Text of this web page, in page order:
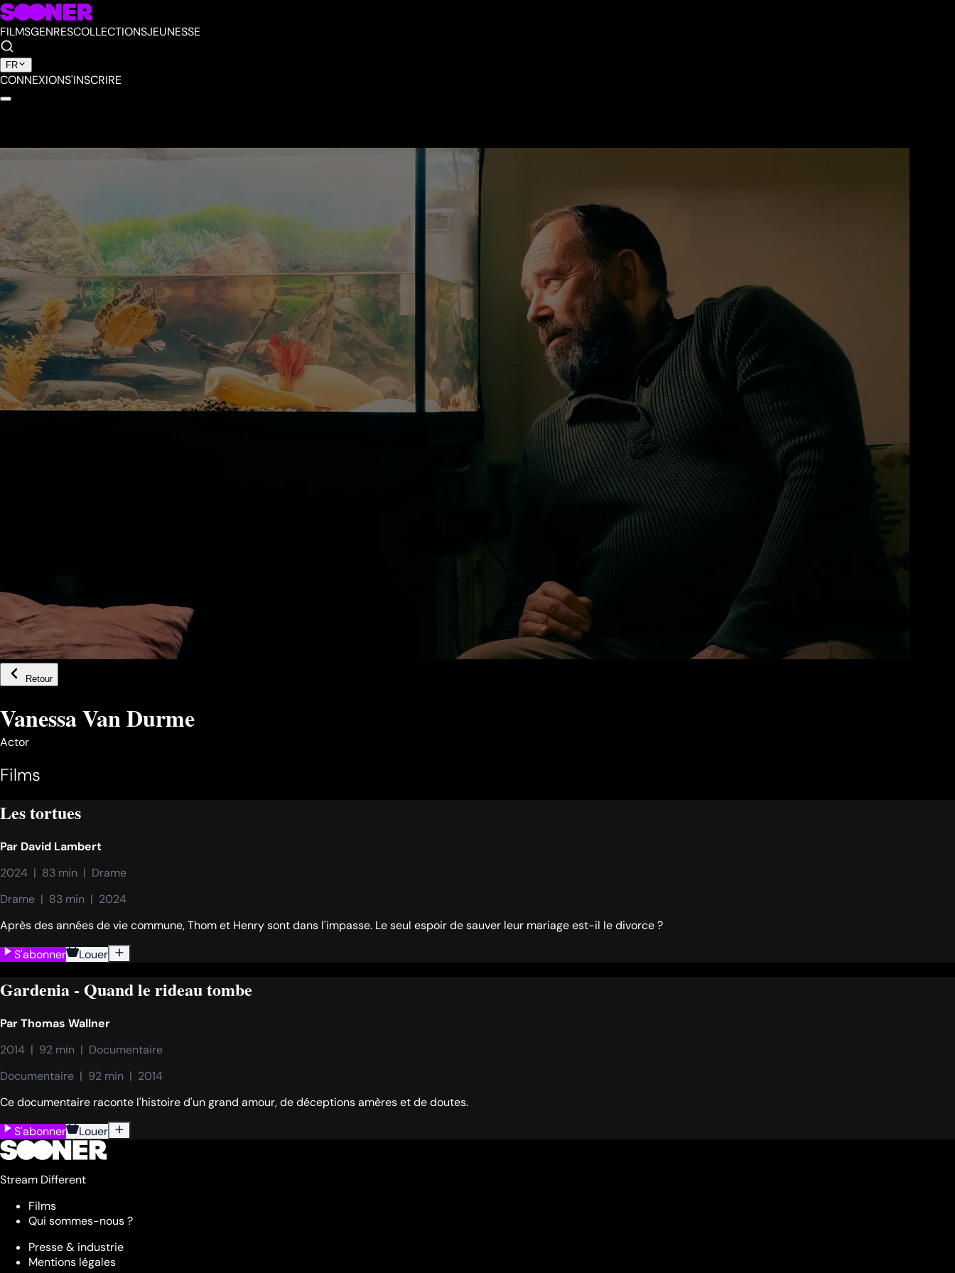
FILMSGENRESCOLLECTIONSJEUNESSE
FR
CONNEXIONS'INSCRIRE
Retour
Vanessa Van Durme
Actor
Films
Les tortues
Par David Lambert
2024  |  83 min  |  Drame
Drame  |  83 min  |  2024
Après des années de vie commune, Thom et Henry sont dans l'impasse. Le seul espoir de sauver leur mariage est-il le divorce ?
S'abonner
Louer
Gardenia - Quand le rideau tombe
ParThomas Wallner
2014  |  92 min  |  Documentaire
Documentaire  |  92 min  |  2014
Ce documentaire raconte l'histoire d'un grand amour, de déceptions amères et de doutes.
S'abonner
Louer
Stream Different
Films
Qui sommes-nous ?
Presse & industrie
Mentions légales